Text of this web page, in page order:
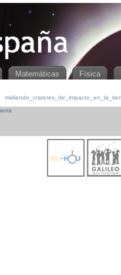
Matemáticas Física